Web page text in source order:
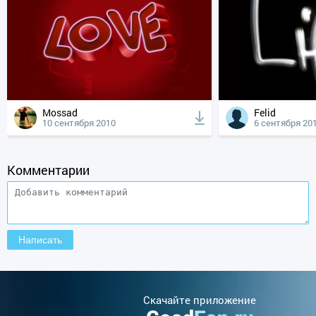
Mossad
10 сентября 2010
Felid
6 сентября
Комментарии
Cкачайте приложение